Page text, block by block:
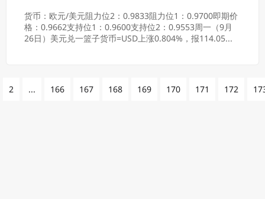
货币：欧元/美元阻力位2：0.9833阻力位1：0.9700即期价
格：0.9662支持位1：0.9600支持位2：0.9553周一（9月
26日）美元兑一篮子货币=USD上涨0.804%，报114.05...
2 ... 166 167 168 169 170 171 172